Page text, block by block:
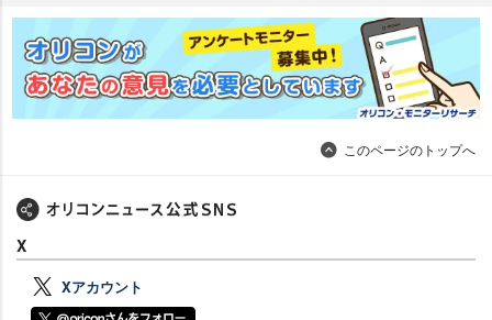
このページのトップへ
X
Xアカウント